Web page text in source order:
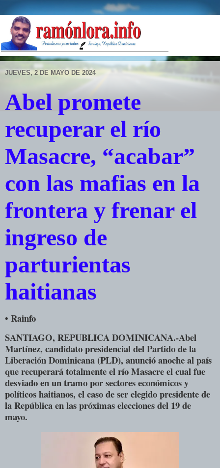
JUEVES, 2 DE MAYO DE 2024
Abel promete
recuperar el río
Masacre, “acabar”
con las mafias en la
frontera y frenar el
ingreso de
parturientas
haitianas
• Rainfo
SANTIAGO, REPUBLICA DOMINICANA.-Abel
Martínez, candidato presidencial del Partido de la
Liberación Dominicana (PLD), anunció anoche al país
que recuperará totalmente el río Masacre el cual fue
desviado en un tramo por sectores económicos y
políticos haitianos, el caso de ser elegido presidente de
la República en las próximas elecciones del 19 de
mayo.